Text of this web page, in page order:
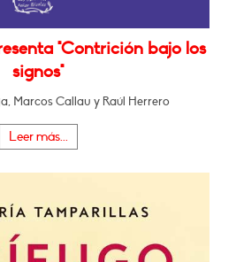
"Contrición bajo los
signos"
Marcos Callau y Raúl Herrero
Leer más...